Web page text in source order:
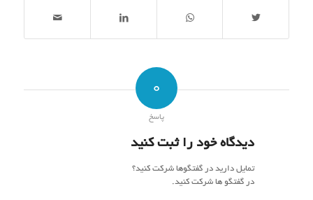
0
پاسخ
دیدگاه خود را ثبت کنید
تمایل دارید در گفتگوها شرکت کنید؟
در گفتگو ها شرکت کنید.